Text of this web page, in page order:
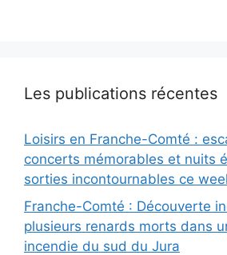
Les publications récentes
Loisirs en Franche-Comté :
concerts mémorables et nuits
sorties incontournables ce
Franche-Comté : Découverte
plusieurs renards morts dans
incendie du sud du Jura